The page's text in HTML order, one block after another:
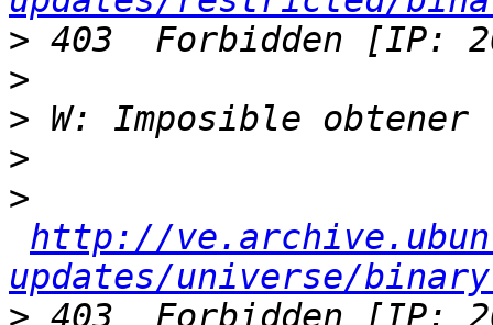
>
>
>
>
>
http://
updates/universe/
>